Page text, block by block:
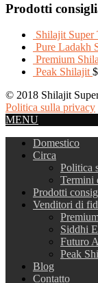
Prodotti
Shilajit Super
Pure Ladakh
Premium
Peak Shilajit $
© 2018 Shilajit
Politica sulla privacy
MENU
Domestico
Circa
Politica
Termini
Prodotti
Venditori di
Siddhi
Futuro
Peak
Blog
Contatto